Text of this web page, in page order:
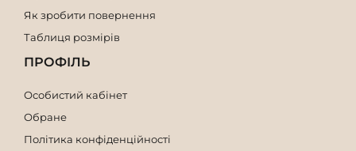
Як зробити повернення
Таблиця розмірів
ПРОФІЛЬ
Особистий кабінет
Обране
Політика конфіденційності